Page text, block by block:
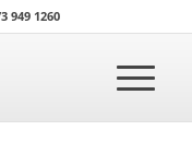
949 1260